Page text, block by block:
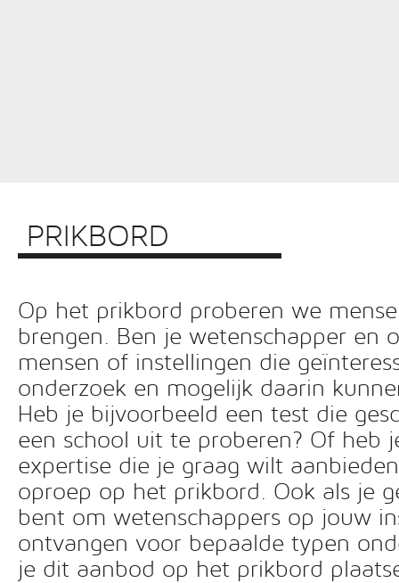
PRIKBORD
Op het prikbord proberen we
brengen. Ben je wetenschapper en
mensen of instellingen die
onderzoek en mogelijk daarin
Heb je bijvoorbeeld een test die
een school uit te proberen? Of heb
expertise die je graag wilt
oproep op het prikbord. Ook als je
bent om wetenschappers op jouw
ontvangen voor bepaalde typen
je dit aanbod op het prikbord